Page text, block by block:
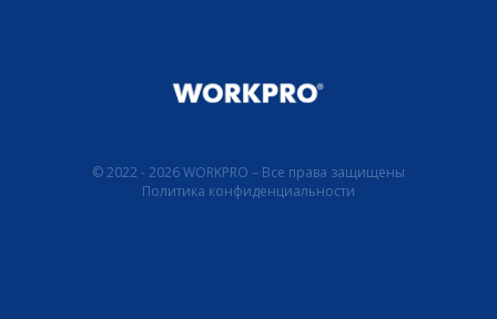
© 2022 - 2026 WORKPRO – Все права защищены
Политика конфиденциальности